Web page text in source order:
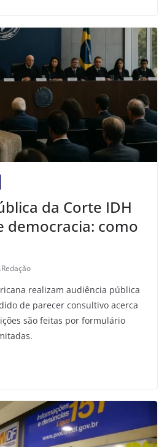
da Corte IDH
democracia: como
Redação
realizam audiência pública
de parecer consultivo acerca
são feitas por formulário